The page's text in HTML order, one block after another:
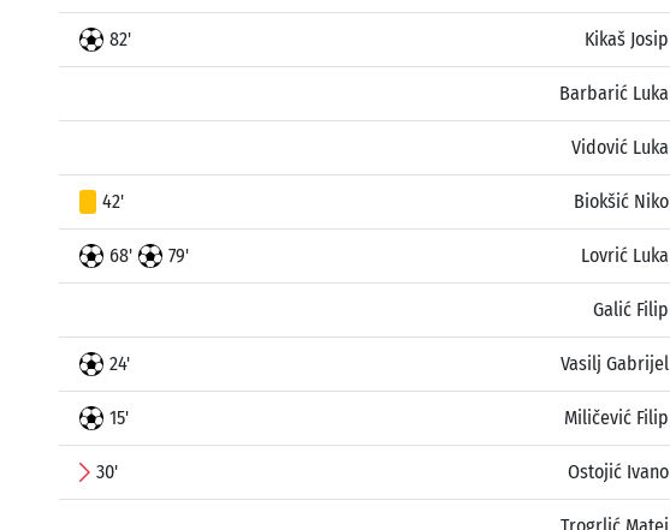
82' Kikaš Josip
Barbarić Luka
Vidović Luka
42' Biokšić Niko
68' 79' Lovrić Luka
Galić Filip
24' Vasilj Gabrijel
15' Miličević Filip
30' Ostojić Ivano